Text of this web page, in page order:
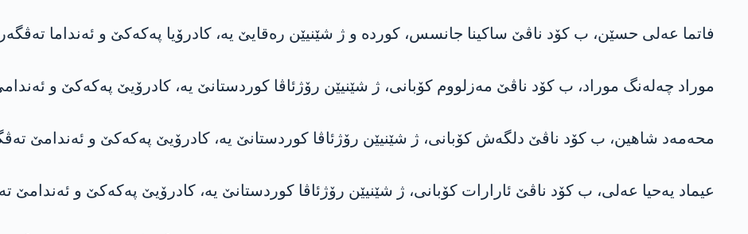
فاتما عەلی حسێن، ب کۆد ناڤێ ساکینا جانسس، کوردە و ژ شێنیێن رەقایێ یە، کادرۆیا پەکەکێ و ئەنداما
موراد چەلەنگ موراد، ب کۆد ناڤێ مەزلووم کۆبانی، ژ شێنیێن رۆژئاڤا کوردستانێ یە، کادرۆیێ پەکەکێ و
محەمەد شاهین، ب کۆد ناڤێ دلگەش کۆبانی، ژ شێنیێن رۆژئاڤا کوردستانێ یە، کادرۆیێ پەکەکێ و ئەندامێ
عیماد یەحیا عەلی، ب کۆد ناڤێ ئارارات کۆبانی، ژ شێنیێن رۆژئاڤا کوردستانێ یە، کادرۆیێ پەکەکێ و